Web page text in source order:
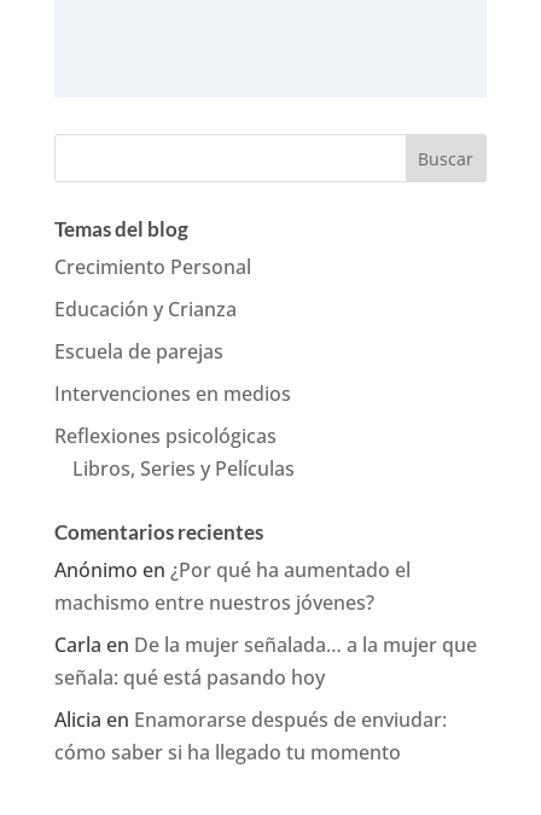
Temas del blog
Crecimiento Personal
Educación y Crianza
Escuela de parejas
Intervenciones en medios
Reflexiones psicológicas
Libros, Series y Películas
Comentarios recientes
Anónimo en ¿Por qué ha aumentado el
machismo entre nuestros jóvenes?
Carla en De la mujer señalada… a la mujer que
señala: qué está pasando hoy
Alicia en Enamorarse después de enviudar:
cómo saber si ha llegado tu momento